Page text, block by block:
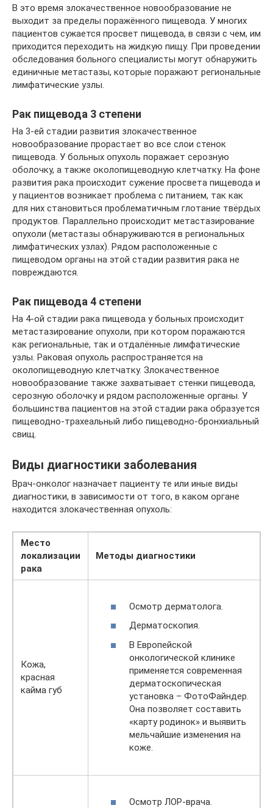
В это время злокачественное новообразование не
выходит за пределы поражённого пищевода. У многих
пациентов сужается просвет пищевода, в связи с чем, им
приходится переходить на жидкую пищу. При проведении
обследования больного специалисты могут обнаружить
единичные метастазы, которые поражают региональные
лимфатические узлы.
Рак пищевода 3 степени
На 3-ей стадии развития злокачественное
новообразование прорастает во все слои стенок
пищевода. У больных опухоль поражает серозную
оболочку, а также околопищеводную клетчатку. На фоне
развития рака происходит сужение просвета пищевода и
у пациентов возникает проблема с питанием, так как
для них становиться проблематичным глотание твёрдых
продуктов. Параллельно происходит метастазирование
опухоли (метастазы обнаруживаются в региональных
лимфатических узлах). Рядом расположенные с
пищеводом органы на этой стадии развития рака не
повреждаются.
Рак пищевода 4 степени
На 4-ой стадии рака пищевода у больных происходит
метастазирование опухоли, при котором поражаются
как региональные, так и отдалённые лимфатические
узлы. Раковая опухоль распространяется на
околопищеводную клетчатку. Злокачественное
новообразование также захватывает стенки пищевода,
серозную оболочку и рядом расположенные органы. У
большинства пациентов на этой стадии рака образуется
пищеводно-трахеальный либо пищеводно-бронхиальный
свищ.
Виды диагностики заболевания
Врач-онколог назначает пациенту те или иные виды
диагностики, в зависимости от того, в каком органе
находится злокачественная опухоль:
Место
локализации
рака
Методы диагностики
Кожа,
красная
кайма губ
Осмотр дерматолога.
Дерматоскопия.
В Европейской
онкологической клинике
применяется современная
дерматоскопическая
установка – ФотоФайндер.
Она позволяет составить
«карту родинок» и выявить
мельчайшие изменения на
коже.
Осмотр ЛОР-врача.